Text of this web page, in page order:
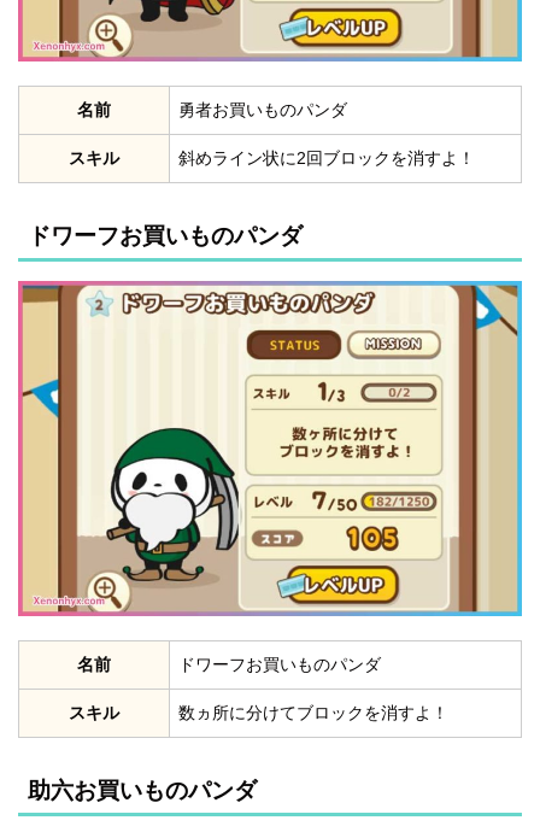
名前 勇者お買いものパンダ
スキル 斜めライン状に2回ブロックを消すよ！
ドワーフお買いものパンダ
名前 ドワーフお買いものパンダ
スキル 数ヵ所に分けてブロックを消すよ！
助六お買いものパンダ